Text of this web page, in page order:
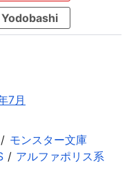
Yodobashi
7月
モンスター文庫
アルファポリス系